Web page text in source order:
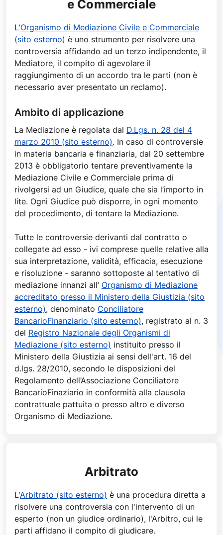
e Commerciale
L'Organismo di Mediazione Civile e Commerciale
(sito esterno) è uno strumento per risolvere una
controversia affidando ad un terzo indipendente, il
Mediatore, il compito di agevolare il
raggiungimento di un accordo tra le parti (non è
necessario aver presentato un reclamo).
Ambito di applicazione
La Mediazione è regolata dal D.Lgs. n. 28 del 4
marzo 2010 (sito esterno). In caso di controversie
in materia bancaria e finanziaria, dal 20 settembre
2013 è obbligatorio tentare preventivamente la
Mediazione Civile e Commerciale prima di
rivolgersi ad un Giudice, quale che sia l’importo in
lite. Ogni Giudice può disporre, in ogni momento
del procedimento, di tentare la Mediazione.
Tutte le controversie derivanti dal contratto o
collegate ad esso - ivi comprese quelle relative alla
sua interpretazione, validità, efficacia, esecuzione
e risoluzione - saranno sottoposte al tentativo di
mediazione innanzi all’ Organismo di Mediazione
accreditato presso il Ministero della Giustizia (sito
esterno), denominato Conciliatore
BancarioFinanziario (sito esterno), registrato al n. 3
del Registro Nazionale degli Organismi di
Mediazione (sito esterno) instituito presso il
Ministero della Giustizia ai sensi dell'art. 16 del
d.lgs. 28/2010, secondo le disposizioni del
Regolamento dell’Associazione Conciliatore
BancarioFinaziario in conformità alla clausola
contrattuale pattuita o presso altro e diverso
Organismo di Mediazione.
Arbitrato
L'Arbitrato (sito esterno) è una procedura diretta a
risolvere una controversia con l'intervento di un
esperto (non un giudice ordinario), l'Arbitro, cui le
parti affidano il compito di giudicare.